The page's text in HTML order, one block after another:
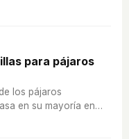
y cómo se
para pájaros
los pájaros
en su mayoría en
cuántas hay y cuál